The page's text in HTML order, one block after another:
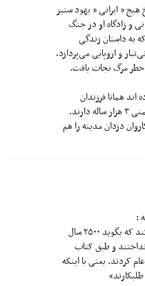
هیج ” ایرانی ” یهود ستیز
و زادگاه او در جنگ
به داستان زندگی
و اروپایی می‌پردازد،
خطر مرگ نجات یافت.
اند همانا فرزندان
اسماعیل هستند که با فرزندان اسحق موسی دشمنی ۳ هزار ساله دارند.
دزدان مدینه را هم
:
« او البته فراموش کرد یا به نفعش بود فراموش کند که بگوید ۲۵۰۰ سال
و طبق کتاب
ایرانی را قتل عام کردند. یعنی با اینکه